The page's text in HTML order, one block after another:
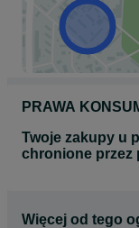
PRAWA
Twoje zakupy u
chronione przez
Więcej od tego